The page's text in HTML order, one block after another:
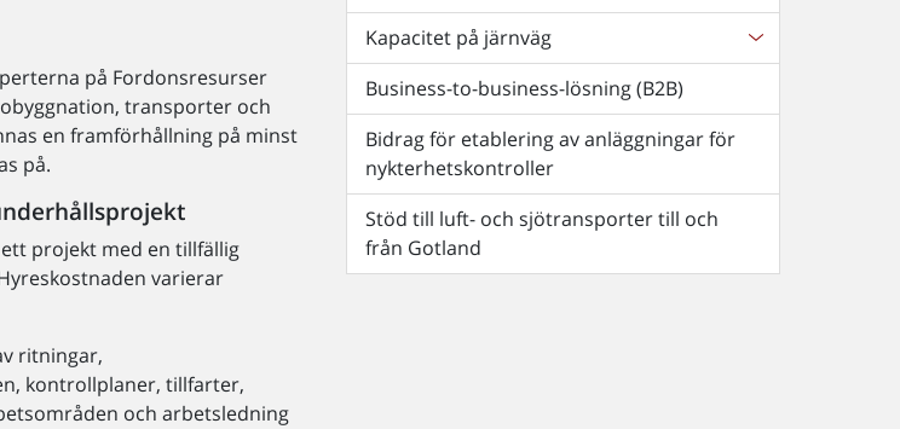
på Fordonsresurser
transporter och
en framförhållning på minst
på.
projekt med en tillfällig
varierar
ritningar,
kontrollplaner, tillfarter,
och arbetsledning
Kapacitet på järnväg
Business-to-business-lösning (B2B)
Bidrag för etablering av anläggningar för
nykterhetskontroller
Stöd till luft- och sjötransporter till och
från Gotland